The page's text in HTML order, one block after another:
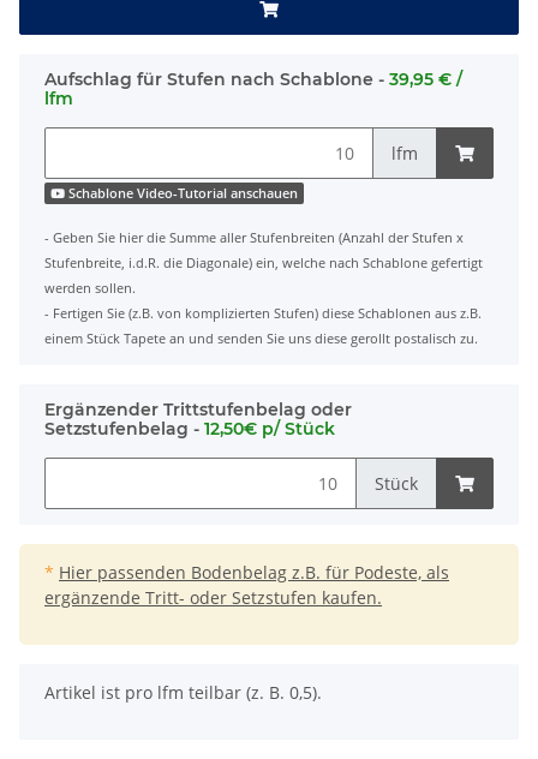
Aufschlag für Stufen nach Schablone - 39,95 € /
lfm
lfm
Schablone Video-Tutorial anschauen
- Geben Sie hier die Summe aller Stufenbreiten (Anzahl der Stufen x
Stufenbreite, i.d.R. die Diagonale) ein, welche nach Schablone gefertigt
werden sollen.
- Fertigen Sie (z.B. von komplizierten Stufen) diese Schablonen aus z.B.
einem Stück Tapete an und senden Sie uns diese gerollt postalisch zu.
Ergänzender Trittstufenbelag oder
Setzstufenbelag - 12,50€ p/ Stück
Stück
* Hier passenden Bodenbelag z.B. für Podeste, als
ergänzende Tritt- oder Setzstufen kaufen.
x
Artikel ist pro lfm teilbar (z. B. 0,5).